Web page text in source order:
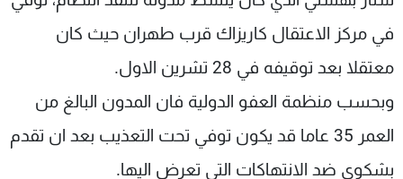
في مركز الاعتقال كاريزاك قرب طهران حيث كان
معتقلا بعد توقيفه في 28 تشرين الاول.
وبحسب منظمة العفو الدولية فان المدون البالغ من
العمر 35 عاما قد يكون توفي تحت التعذيب بعد ان تقدم
بشكوى ضد الانتهاكات التي تعرض اليها.